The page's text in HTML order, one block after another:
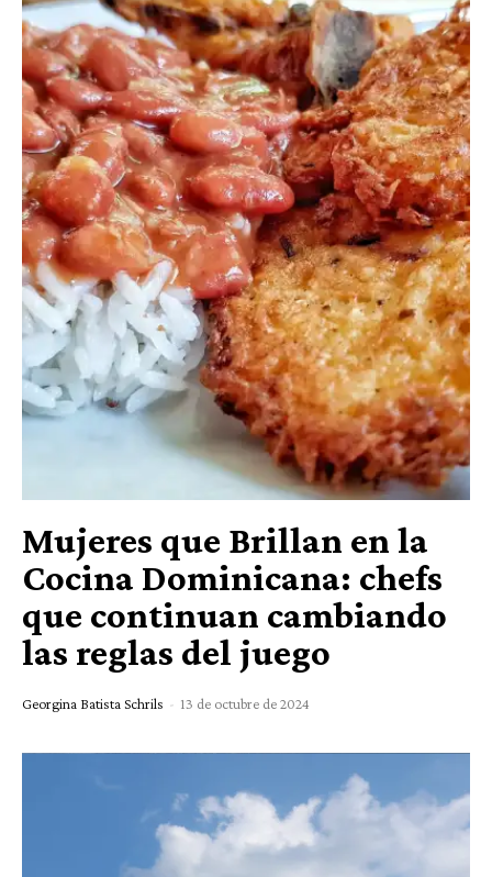
Mujeres que Brillan en la
Cocina Dominicana: chefs
que continuan cambiando
las reglas del juego
Georgina Batista Schrils - 13 de octubre de 2024